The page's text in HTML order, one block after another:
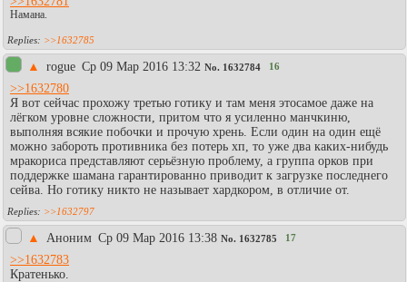
Намана.
>>1632785
▲ rogue Ср 09 Мар 2016 13:32 No. 1632784 16
>>1632780
Я вот сейчас прохожу третью готику и там меня этосамое даже на
лёгком уровне сложности, притом что я усиленно манчкиню,
выполняя всякие побочки и прочую хрень. Если один на один ещё
можно забороть противника без потерь хп, то уже два каких-нибудь
мракориса представляют серьёзную проблему, а группа орков при
поддержке шамана гарантированно приводит к загрузке последнего
сейва. Но готику никто не называет хардкором, в отличие от.
>>1632797
▲ Аноним Ср 09 Мар 2016 13:38 No. 1632785 17
>>1632783
Кратенько.